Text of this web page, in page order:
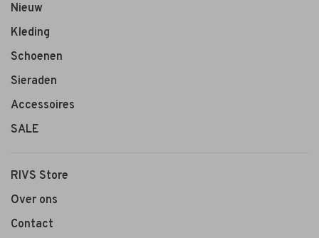
Nieuw
Kleding
Schoenen
Sieraden
Accessoires
SALE
RIVS Store
Over ons
Contact